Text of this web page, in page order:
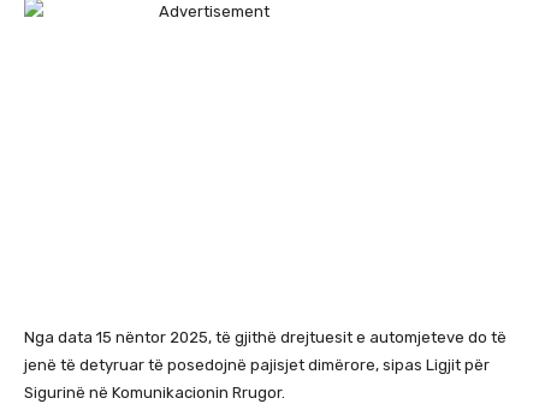
Nga data 15 nëntor 2025, të gjithë drejtuesit e automjeteve do të
jenë të detyruar të posedojnë pajisjet dimërore, sipas Ligjit për
Sigurinë në Komunikacionin Rrugor.